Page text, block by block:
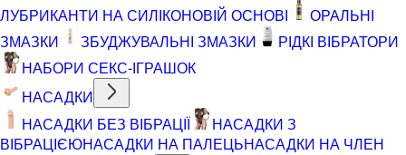
ЛУБРИКАНТИ НА СИЛІКОНОВІЙ ОСНОВІ
ОРАЛЬНІ
ЗМАЗКИ
ЗБУДЖУВАЛЬНІ ЗМАЗКИ
РІДКІ ВІБРАТОРИ
НАБОРИ СЕКС-ІГРАШОК
НАСАДКИ
НАСАДКИ БЕЗ ВІБРАЦІЇ
НАСАДКИ З
ВІБРАЦІЄЮНАСАДКИ НА ПАЛЕЦЬНАСАДКИ НА ЧЛЕН